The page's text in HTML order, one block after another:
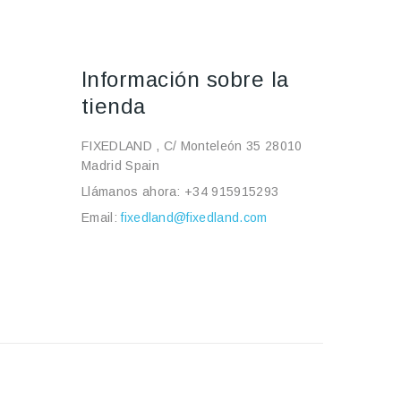
Información sobre la
tienda
FIXEDLAND , C/ Monteleón 35 28010
Madrid Spain
Llámanos ahora: +34 915915293
Email:fixedland@fixedland.com